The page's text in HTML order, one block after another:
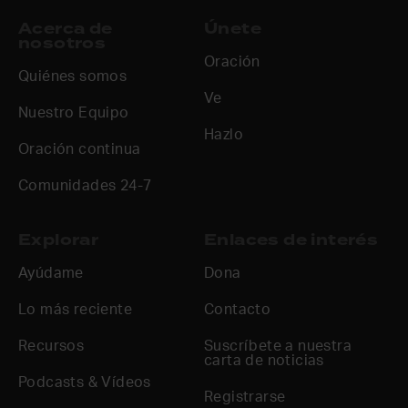
Quiénes somos
Nuestro Equipo
Oración continua
Comunidades 24-7
Oración
Ve
Hazlo
Ayúdame
Lo más reciente
Recursos
Podcasts & Vídeos
Dona
Contacto
Suscríbete a nuestra
carta de noticias
Registrarse